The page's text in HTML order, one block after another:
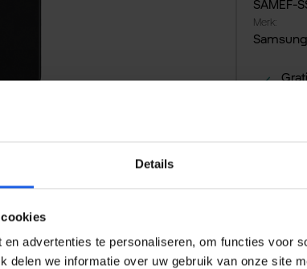
Details
advertenties te personaliseren, om functies voor
delen we informatie over uw gebruik van onze site
SAMEF-
Merk:
Samsung
14